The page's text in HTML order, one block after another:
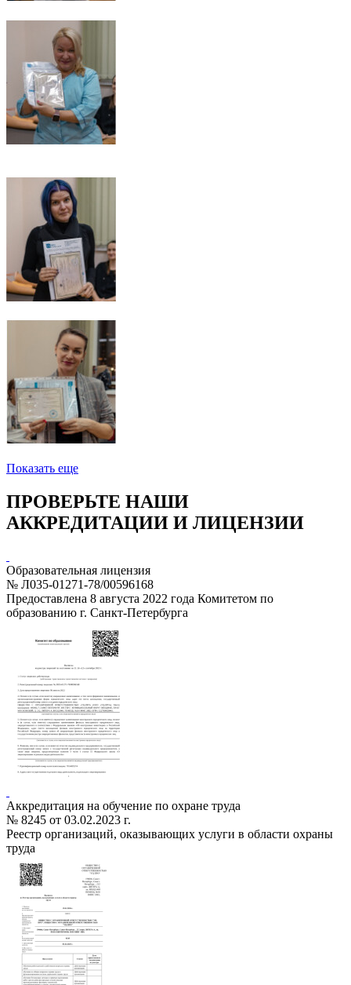
Показать еще
ПРОВЕРЬТЕ НАШИ
АККРЕДИТАЦИИ И ЛИЦЕНЗИИ
Образовательная лицензия
№ Л035-01271-78/00596168
Предоставлена 8 августа 2022 года Комитетом по
образованию г. Санкт-Петербурга
Аккредитация на обучение по охране труда
№ 8245 от 03.02.2023 г.
Реестр организаций, оказывающих услуги в области охраны
труда